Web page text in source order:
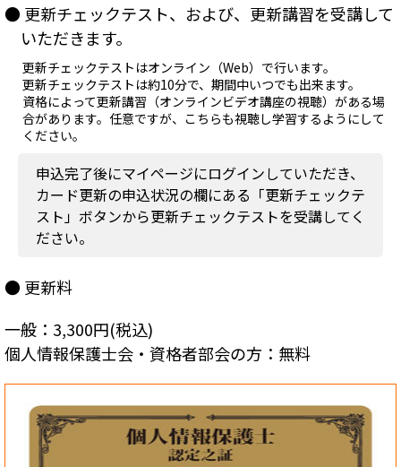
● 更新チェックテスト、および、更新講習を受講して
いただきます。
更新チェックテストはオンライン（Web）で行います。
更新チェックテストは約10分で、期間中いつでも出来ます。
資格によって更新講習（オンラインビデオ講座の視聴）がある場
合があります。任意ですが、こちらも視聴し学習するようにして
ください。
申込完了後にマイページにログインしていただき、
カード更新の申込状況の欄にある「更新チェックテ
スト」ボタンから更新チェックテストを受講してく
ださい。
● 更新料
一般：3,300円(税込)
個人情報保護士会・資格者部会の方： 無料